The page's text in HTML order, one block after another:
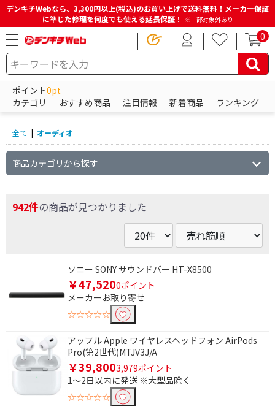
デンキチWebなら、3,300円以上(税込)のお買い上げで送料無料！メーカー保証
に準じた修理を何度でも使える延長保証！ ※一部対象外あり
0
ポイント0pt
カテゴリ
おすすめ商品 注目情報 新着商品 ランキング
HOME 商品一覧ページ オーディオ
オーディオの商品一覧
全て | オーディオ
商品カテゴリから探す
942件の商品が見つかりました
ソニー SONY サウンドバー HT-X8500
￥47,5200ポイント
メーカーお取り寄せ
☆☆☆☆☆
アップル Apple ワイヤレスヘッドフォン AirPods
Pro(第2世代)MTJV3J/A
￥39,8003,979ポイント
1～2日以内に発送 ※大型品除く
☆☆☆☆☆